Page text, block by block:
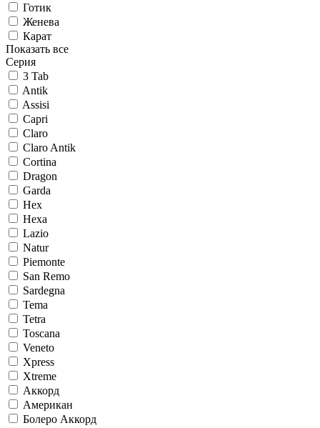
Готик
Женева
Карат
Показать все
Серия
3 Tab
Antik
Assisi
Capri
Claro
Claro Antik
Cortina
Dragon
Garda
Hex
Hexa
Lazio
Natur
Piemonte
San Remo
Sardegna
Tema
Tetra
Toscana
Veneto
Xpress
Xtreme
Аккорд
Американ
Болеро Аккорд